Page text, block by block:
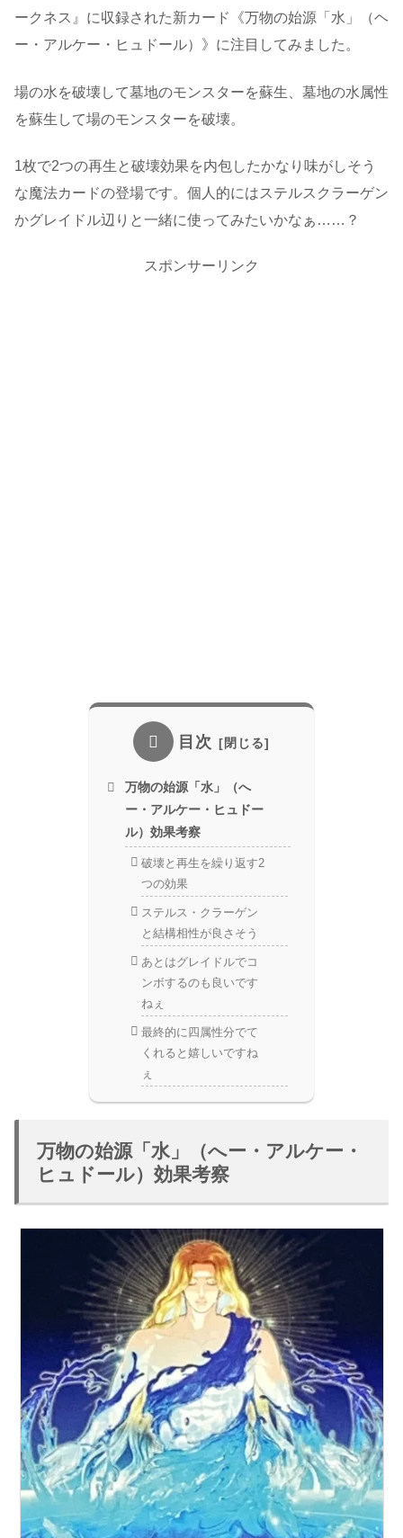
ークネス』に収録された新カード《万物の始源「水」（ヘ
ー・アルケー・ヒュドール）》に注目してみました。
場の水を破壊して墓地のモンスターを蘇生、墓地の水属性
を蘇生して場のモンスターを破壊。
1枚で2つの再生と破壊効果を内包したかなり味がしそう
な魔法カードの登場です。個人的にはステルスクラーゲン
かグレイドル辺りと一緒に使ってみたいかなぁ……？
スポンサーリンク
目次
万物の始源「水」（へ
ー・アルケー・ヒュドー
ル）効果考察
破壊と再生を繰り返す2
つの効果
ステルス・クラーゲン
と結構相性が良さそう
あとはグレイドルでコ
ンボするのも良いです
ねぇ
最終的に四属性分でて
くれると嬉しいですね
ぇ
万物の始源「水」（へー・アルケー・
ヒュドール）効果考察